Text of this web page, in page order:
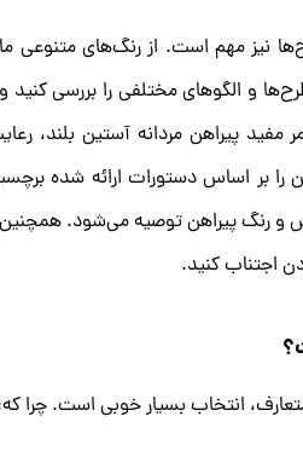
نیز مهم است. از رنگ‌های متنوعی
و الگوهای مختلفی را بررسی
پیراهن مردانه آستین بلند،
بر اساس دستورات ارائه شده
پیراهن توصیه می‌شود. همچنین،
اجتناب کنید.
انتخاب بسیار خوبی است. چرا